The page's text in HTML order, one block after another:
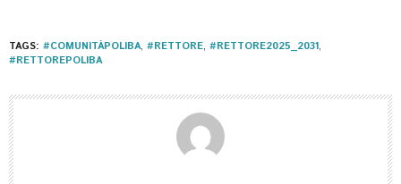
TAGS: #COMUNITÀPOLIBA, #RETTORE, #RETTORE2025_2031,
#RETTOREPOLIBA